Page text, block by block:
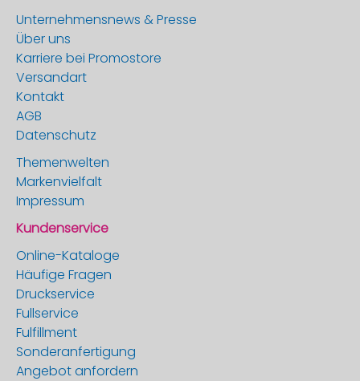
Unternehmensnews & Presse
Über uns
Karriere bei Promostore
Versandart
Kontakt
AGB
Datenschutz
Themenwelten
Markenvielfalt
Impressum
Kundenservice
Online-Kataloge
Häufige Fragen
Druckservice
Fullservice
Fulfillment
Sonderanfertigung
Angebot anfordern